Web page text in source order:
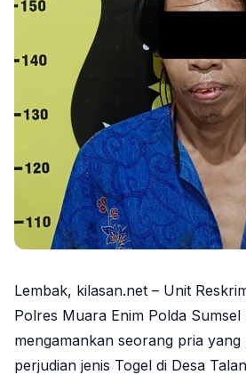
Lembak, kilasan.net – Unit
Polres Muara Enim Polda Sumsel
mengamankan seorang pria
perjudian jenis Togel di Desa